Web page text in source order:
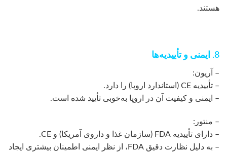
هستند.
8. ایمنی و تأییدیه‌ها
– آریون:
– تأییدیه CE (استاندارد اروپا) را دارد.
– ایمنی و کیفیت آن در اروپا به‌خوبی تأیید شده است.
– منتور:
– دارای تأییدیه FDA (سازمان غذا و داروی آمریکا) و CE.
– به دلیل نظارت دقیق FDA، از نظر ایمنی اطمینان بیشتری ایجاد